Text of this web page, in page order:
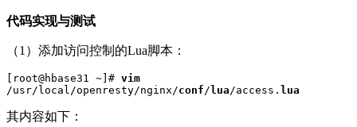
代码实现与测试
（1）添加访问控制的Lua脚本：
[root@hbase31 ~]# vim
/usr/local/openresty/nginx/conf/ lua/access. lua
其内容如下：